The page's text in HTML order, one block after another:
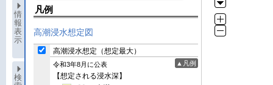
情
報
表
示
検
凡例
高潮浸水想定図
高潮浸水想定（想定最大）
令和3年8月に公表 ▲凡例
【想定される浸水深】